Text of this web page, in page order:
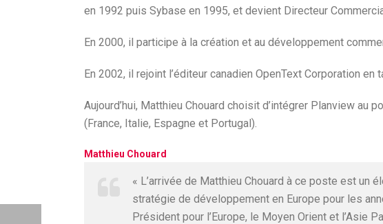
en 1992 puis Sybase en 1995, et devient Directeur
En 2000, il participe à la création et au développement
En 2002, il rejoint l’éditeur canadien OpenText Corporation en
Aujourd’hui, Matthieu Chouard choisit d’intégrer Planview au
(France, Italie, Espagne et Portugal).
Matthieu Chouard
« L’arrivée de Matthieu Chouard à ce poste est un
stratégie de développement en Europe pour les
Président pour l’Europe, le Moyen Orient et l’Asie